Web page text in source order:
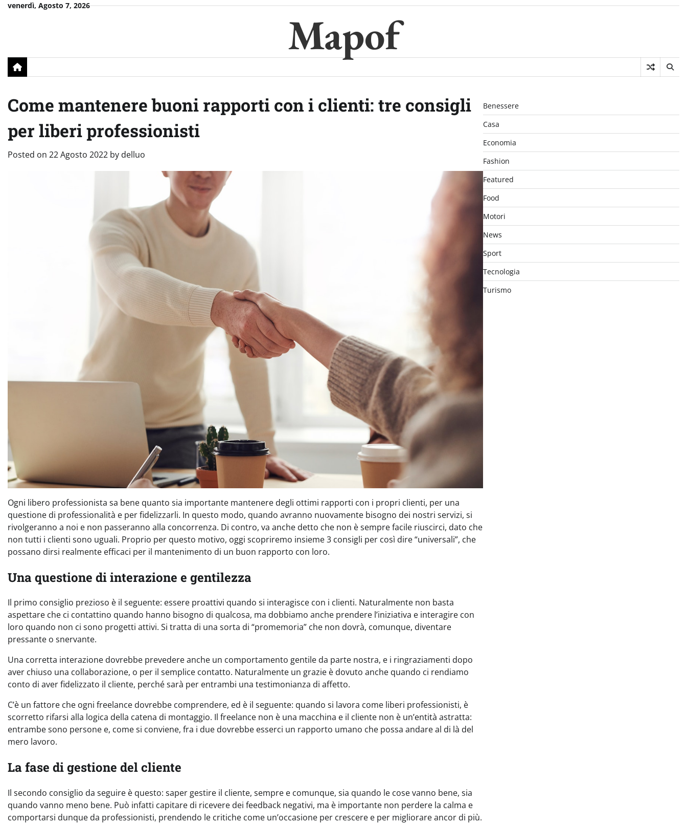
Skipvenerdì, Agosto 7, 2026
Mapof
Come mantenere buoni rapporti con i clienti: tre consigli
per liberi professionisti
Posted on 22 Agosto 2022 by delluo
Ogni libero professionista sa bene quanto sia importante mantenere degli ottimi rapporti con i propri clienti, per una
questione di professionalità e per fidelizzarli. In questo modo, quando avranno nuovamente bisogno dei nostri servizi, si
rivolgeranno a noi e non passeranno alla concorrenza. Di contro, va anche detto che non è sempre facile riuscirci, dato che
non tutti i clienti sono uguali. Proprio per questo motivo, oggi scopriremo insieme 3 consigli per così dire “universali”, che
possano dirsi realmente efficaci per il mantenimento di un buon rapporto con loro.
Una questione di interazione e gentilezza
Il primo consiglio prezioso è il seguente: essere proattivi quando si interagisce con i clienti. Naturalmente non basta
aspettare che ci contattino quando hanno bisogno di qualcosa, ma dobbiamo anche prendere l’iniziativa e interagire con
loro quando non ci sono progetti attivi. Si tratta di una sorta di “promemoria” che non dovrà, comunque, diventare
pressante o snervante.
Una corretta interazione dovrebbe prevedere anche un comportamento gentile da parte nostra, e i ringraziamenti dopo
aver chiuso una collaborazione, o per il semplice contatto. Naturalmente un grazie è dovuto anche quando ci rendiamo
conto di aver fidelizzato il cliente, perché sarà per entrambi una testimonianza di affetto.
C’è un fattore che ogni freelance dovrebbe comprendere, ed è il seguente: quando si lavora come liberi professionisti, è
scorretto rifarsi alla logica della catena di montaggio. Il freelance non è una macchina e il cliente non è un’entità astratta:
entrambe sono persone e, come si conviene, fra i due dovrebbe esserci un rapporto umano che possa andare al di là del
mero lavoro.
La fase di gestione del cliente
Il secondo consiglio da seguire è questo: saper gestire il cliente, sempre e comunque, sia quando le cose vanno bene, sia
quando vanno meno bene. Può infatti capitare di ricevere dei feedback negativi, ma è importante non perdere la calma e
comportarsi dunque da professionisti, prendendo le critiche come un’occasione per crescere e per migliorare ancor di più.
Benessere
Casa
Economia
Fashion
Featured
Food
Motori
News
Sport
Tecnologia
Turismo